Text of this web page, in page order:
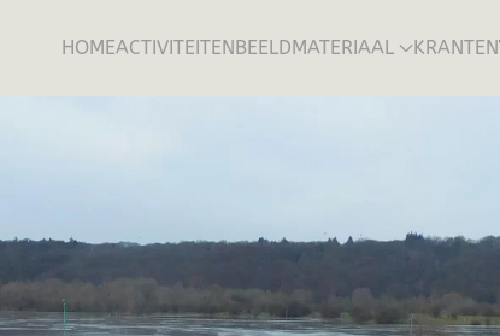
HOMEACTIVITEITEN BEELDMATERIAAL KRANTEN